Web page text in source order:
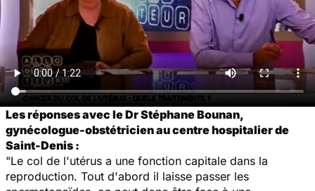
Les réponses avec le Dr Stéphane Bounan,
gynécologue-obstétricien au centre hospitalier de
Saint-Denis :
"Le col de l'utérus a une fonction capitale dans la
reproduction. Tout d'abord il laisse passer les